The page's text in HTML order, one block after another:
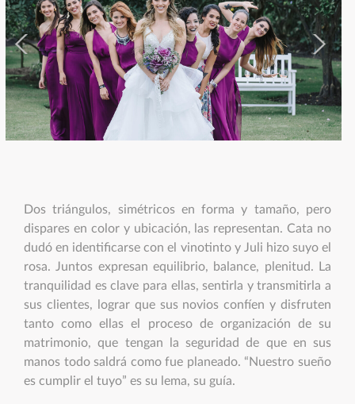
Dos triángulos, simétricos en forma y tamaño, pero
dispares en color y ubicación, las representan. Cata no
dudó en identificarse con el vinotinto y Juli hizo suyo el
rosa. Juntos expresan equilibrio, balance, plenitud. La
tranquilidad es clave para ellas, sentirla y transmitirla a
sus clientes, lograr que sus novios confíen y disfruten
tanto como ellas el proceso de organización de su
matrimonio, que tengan la seguridad de que en sus
manos todo saldrá como fue planeado. “Nuestro sueño
es cumplir el tuyo” es su lema, su guía.